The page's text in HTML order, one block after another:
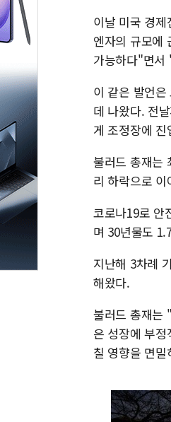
이날 미국 경
엔자의 규모에
가능하다"면서
이 같은 발언
데 나왔다. 전
게 조정장에 진
불러드 총재는
리 하락으로
코로나19로 안
며 30년물도
지난해 3차례
해왔다.
불러드 총재는
은 성장에 부
칠 영향을 면